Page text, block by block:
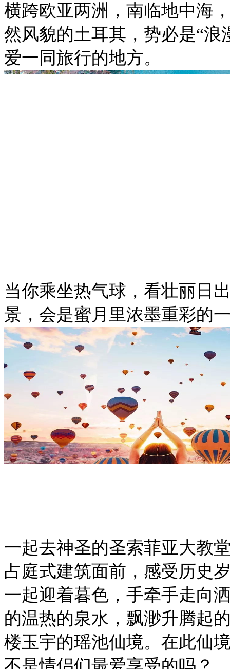
横跨欧亚两洲，南临地中海
然风貌的土耳其，势必是“
爱一同旅行的地方。
当你乘坐热气球，看壮丽日
景，会是蜜月里浓墨重彩的
一起去神圣的圣索菲亚大教
占庭式建筑面前，感受历史
一起迎着暮色，手牵手走向
的温热的泉水，飘渺升腾起
楼玉宇的瑶池仙境。在此仙